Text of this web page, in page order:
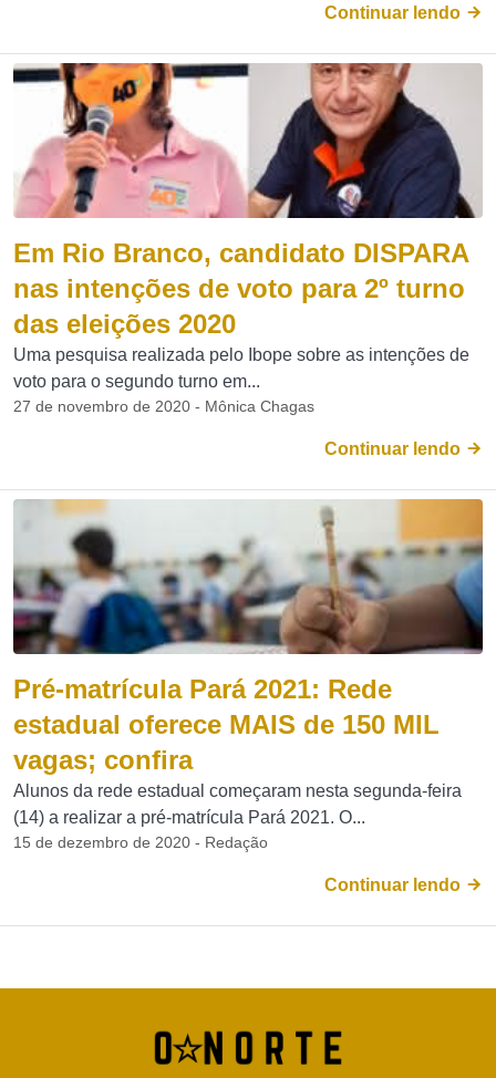
Continuar lendo
Em Rio Branco, candidato DISPARA
nas intenções de voto para 2º turno
das eleições 2020
Uma pesquisa realizada pelo Ibope sobre as intenções de
voto para o segundo turno em...
27 de novembro de 2020 - Mônica Chagas
Continuar lendo
Pré-matrícula Pará 2021: Rede
estadual oferece MAIS de 150 MIL
vagas; confira
Alunos da rede estadual começaram nesta segunda-feira
(14) a realizar a pré-matrícula Pará 2021. O...
15 de dezembro de 2020 - Redação
Continuar lendo